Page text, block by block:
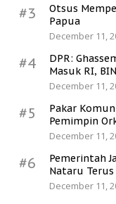
#3
Otsus
Papua
December 11,
#4
DPR:
Masuk RI,
December 11,
#5
Pakar
Pemimpin
December 11,
#6
Pemerintah
Nataru
December 11,